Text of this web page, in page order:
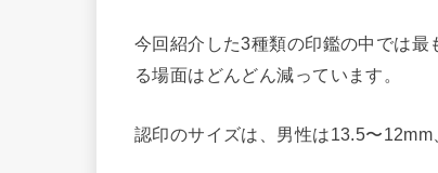
今回紹介した3種類の印鑑の中では
る場面はどんどん減っています。
認印のサイズは、男性は13.5〜